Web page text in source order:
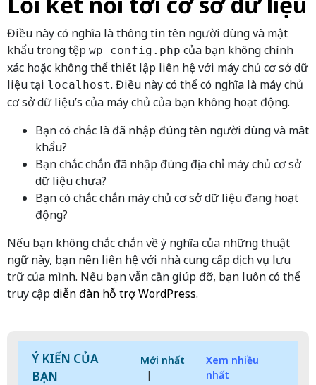
Điều này có nghĩa là thông tin tên người dùng và mật
khẩu trong tệp wp-config.php của bạn không chính
xác hoặc không thể thiết lập liên hệ với máy chủ cơ sở dữ
liệu tại localhost. Điều này có thể có nghĩa là máy chủ
cơ sở dữ liệu’s của máy chủ của bạn không hoạt động.
Bạn có chắc là đã nhập đúng tên người dùng và mât
khẩu?
Bạn chắc chắn đã nhập đúng địa chỉ máy chủ cơ sở
dữ liệu chưa?
Bạn có chắc chắn máy chủ cơ sở dữ liệu đang hoạt
động?
Nếu bạn không chắc chắn về ý nghĩa của những thuật
ngữ này, bạn nên liên hệ với nhà cung cấp dịch vụ lưu
trữ của mình. Nếu bạn vẫn cần giúp đỡ, bạn luôn có thể
truy cậpdiễn đàn hỗ trợ WordPress.
Ý KIẾN CỦA
BẠN
Mới nhất
|
Xem nhiều
nhất